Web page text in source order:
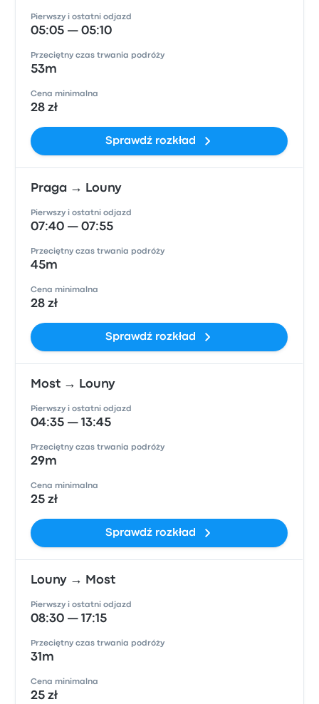
Pierwszy i ostatni odjazd
05:05 — 05:10
Przeciętny czas trwania podróży
53m
Cena minimalna
28 zł
Sprawdź rozkład
Praga → Louny
Pierwszy i ostatni odjazd
07:40 — 07:55
Przeciętny czas trwania podróży
45m
Cena minimalna
28 zł
Sprawdź rozkład
Most → Louny
Pierwszy i ostatni odjazd
04:35 — 13:45
Przeciętny czas trwania podróży
29m
Cena minimalna
25 zł
Sprawdź rozkład
Louny → Most
Pierwszy i ostatni odjazd
08:30 — 17:15
Przeciętny czas trwania podróży
31m
Cena minimalna
25 zł